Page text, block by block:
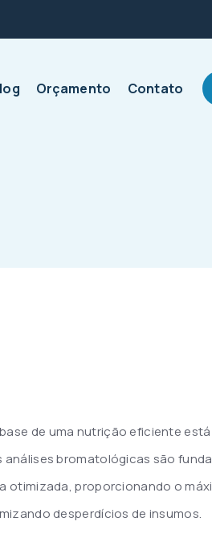
Orçamento Contato
de uma nutrição eficiente
análises bromatológicas são
otimizada, proporcionando o
desperdícios de insumos.